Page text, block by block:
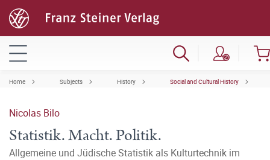
Home Subjects History Social and Cultural History
Nicolas Bilo
Statistik. Macht. Politik.
Allgemeine und Jüdische Statistik als Kulturtechnik im